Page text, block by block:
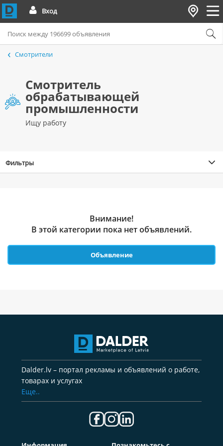
Вход
Смотрители
Смотритель
обрабатывающей
промышленности
Ищу работу
Фильтры
Внимание!
В этой категории пока нет объявлений.
Объявление
Dalder.lv – портал рекламы и объявлений о работе,
товарах и услугах
Еще..